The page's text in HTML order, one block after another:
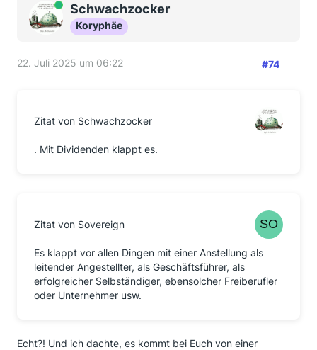
OnlineSchwachzocker
Koryphäe
22. Juli 2025 um 06:22 #74
Zitat von Schwachzocker
. Mit Dividenden klappt es.
Zitat von Sovereign
Es klappt vor allen Dingen mit einer Anstellung als
leitender Angestellter, als Geschäftsführer, als
erfolgreicher Selbständiger, ebensolcher Freiberufler
oder Unternehmer usw.
Echt?! Und ich dachte, es kommt bei Euch von einer